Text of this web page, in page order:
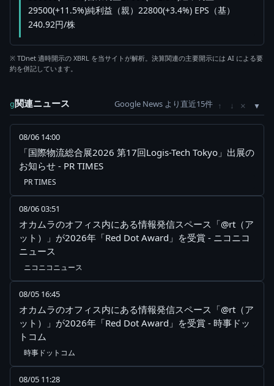
29500(+11.5%)純利益（親）22800(+3.4%) EPS（基）
240.92円/株
※ TDnet 適時開示の XBRL を当サイトが解析。決算関連の主要開示には AI による要
約を併記しています。
g関連ニュース Google News より直近15件 ↑ ↓ ×
08/06 14:00
「国際物流総合展2026 第17回Logis-Tech Tokyo」出展の
お知らせ - PR TIMES
PR TIMES
08/06 03:51
オカムラのオフィス内にある情報発信スペース「@rt（ア
ット）」が2026年「Red Dot Award」を受賞 - ニコニコ
ニュース
ニコニコニュース
08/05 16:45
オカムラのオフィス内にある情報発信スペース「@rt（ア
ット）」が2026年「Red Dot Award」を受賞 - 時事ドッ
トコム
時事ドットコム
08/05 11:28